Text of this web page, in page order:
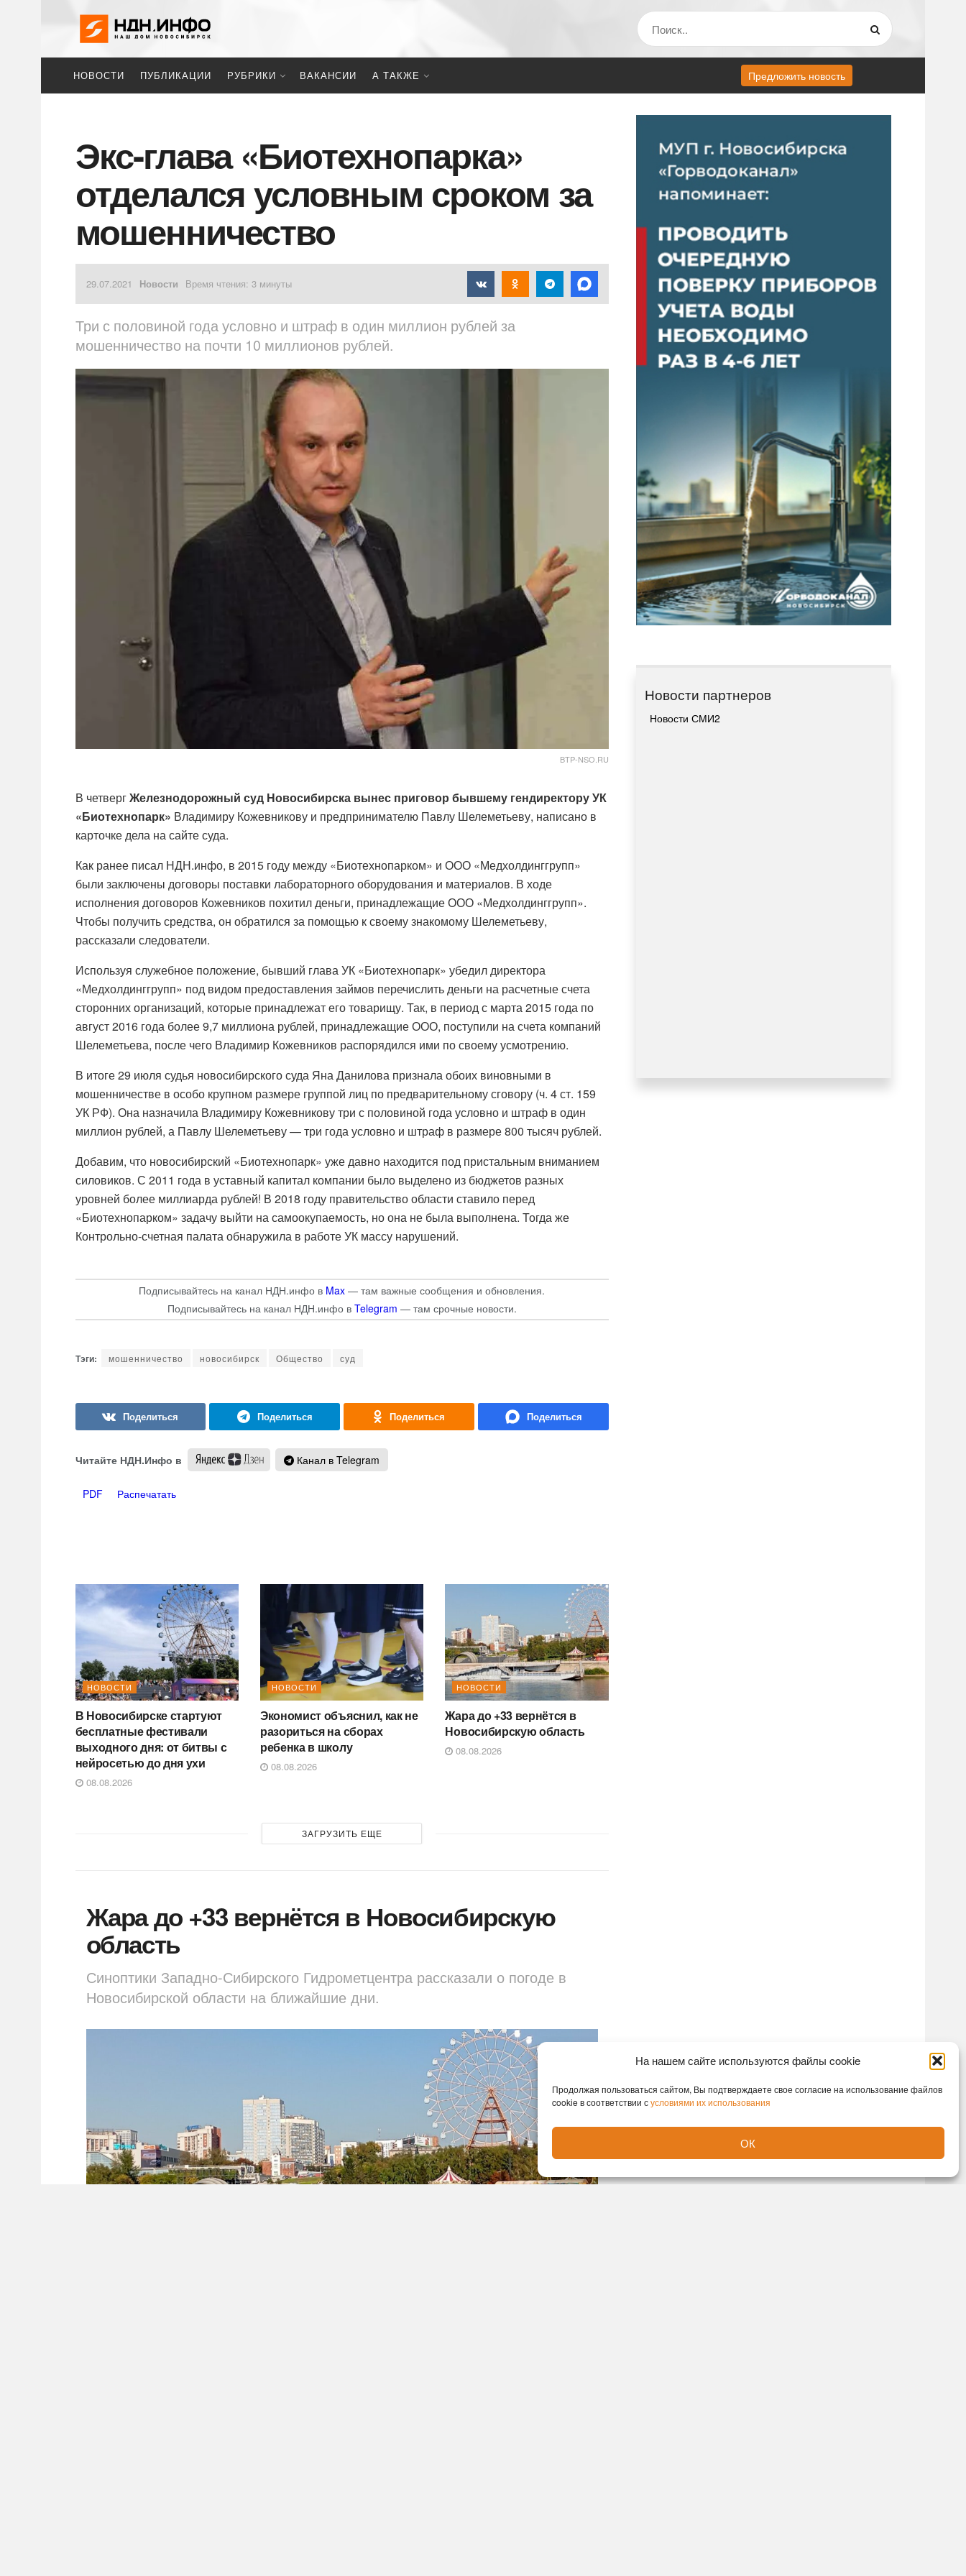
На нашем сайте используются файлы cookie
Продолжая пользоваться сайтом, Вы подтверждаете свое согласие на использование файлов
cookie в соответствии сусловиями их использования
ОК
НОВОСТИ ПУБЛИКАЦИИ РУБРИКИ ВАКАНСИИ А ТАКЖЕ Предложить новость
Экс-глава «Биотехнопарка»
отделался условным сроком за
мошенничество
29.07.2021 Новости Время чтения: 3 минуты
Три с половиной года условно и штраф в один миллион рублей за
мошенничество на почти 10 миллионов рублей.
BTP-NSO.RU
В четвергЖелезнодорожный суд Новосибирска вынес приговор бывшему гендиректору УК
«Биотехнопарк» Владимиру Кожевникову и предпринимателю Павлу Шелеметьеву, написано в
карточке дела на сайте суда.
Как ранее писал НДН.инфо, в 2015 году между «Биотехнопарком» и ООО «Медхолдинггрупп»
были заключены договоры поставки лабораторного оборудования и материалов. В ходе
исполнения договоров Кожевников похитил деньги, принадлежащие ООО «Медхолдинггрупп».
Чтобы получить средства, он обратился за помощью к своему знакомому Шелеметьеву,
рассказали следователи.
Используя служебное положение, бывший глава УК «Биотехнопарк» убедил директора
«Медхолдинггрупп» под видом предоставления займов перечислить деньги на расчетные счета
сторонних организаций, которые принадлежат его товарищу. Так, в период с марта 2015 года по
август 2016 года более 9,7 миллиона рублей, принадлежащие ООО, поступили на счета компаний
Шелеметьева, после чего Владимир Кожевников распорядился ими по своему усмотрению.
В итоге 29 июля судья новосибирского суда Яна Данилова признала обоих виновными в
мошенничестве в особо крупном размере группой лиц по предварительному сговору (ч. 4 ст. 159
УК РФ). Она назначила Владимиру Кожевникову три с половиной года условно и штраф в один
миллион рублей, а Павлу Шелеметьеву — три года условно и штраф в размере 800 тысяч рублей.
Добавим, что новосибирский «Биотехнопарк» уже давно находится под пристальным вниманием
силовиков. С 2011 года в уставный капитал компании было выделено из бюджетов разных
уровней более миллиарда рублей! В 2018 году правительство области ставило перед
«Биотехнопарком» задачу выйти на самоокупаемость, но она не была выполнена. Тогда же
Контрольно-счетная палата обнаружила в работе УКмассу нарушений.
Подписывайтесь на канал НДН.инфо в Max — там важные сообщения и обновления.
Подписывайтесь на канал НДН.инфо в Telegram — там срочные новости.
мошенничество новосибирск Общество суд
Читайте НДН.Инфо в Канал в Telegram
PDF Распечатать
НОВОСТИ
В Новосибирске стартуют
бесплатные фестивали
выходного дня: от битвы с
нейросетью до дня ухи
08.08.2026
НОВОСТИ
Экономист объяснил, как не
разориться на сборах
ребенка в школу
08.08.2026
НОВОСТИ
Жара до +33 вернётся в
Новосибирскую область
08.08.2026
ЗАГРУЗИТЬ ЕЩЕ
Жара до +33 вернётся в Новосибирскую
область
Синоптики Западно-Сибирского Гидрометцентра рассказали о погоде в
Новосибирской области на ближайшие дни.
Новости партнеров
Новости СМИ2